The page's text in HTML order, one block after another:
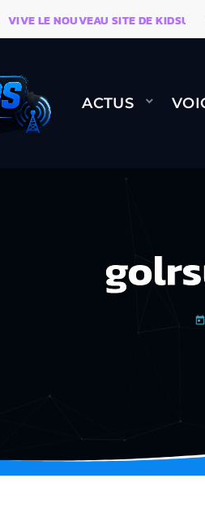
LE NOUVEAU SITE DE KIDSUNE
ACTUS
today